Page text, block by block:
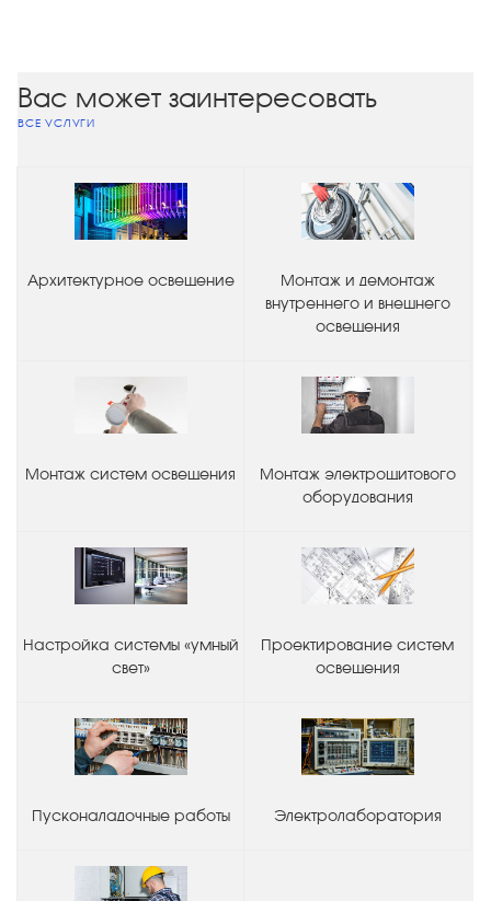
Вас может заинтересовать
ВСЕ УСЛУГИ
Архитектурное освещение
Монтаж и демонтаж
внутреннего и внешнего
освещения
Монтаж систем освещения
Монтаж электрощитового
оборудования
Настройка системы «умный
свет»
Проектирование систем
освещения
Пусконаладочные работы Электролаборатория